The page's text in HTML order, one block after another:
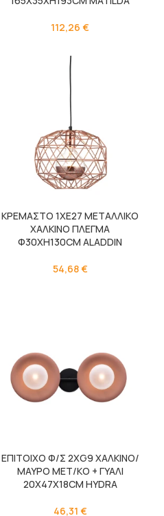
112,26€
ΚΡΕΜΑΣΤΟ 1ΧΕ27 ΜΕΤΑΛΛΙΚΟ
ΧΑΛΚΙΝΟ ΠΛΕΓΜΑ
Φ30ΧΗ130CM ALADDIN
54,68€
ΕΠΙΤΟΙΧΟ Φ/Σ 2ΧG9 ΧΑΛΚΙΝΟ/
ΜΑΥΡΟ ΜΕΤ/ΚΟ + ΓΥΑΛΙ
20X47X18CM HYDRA
46,31 €